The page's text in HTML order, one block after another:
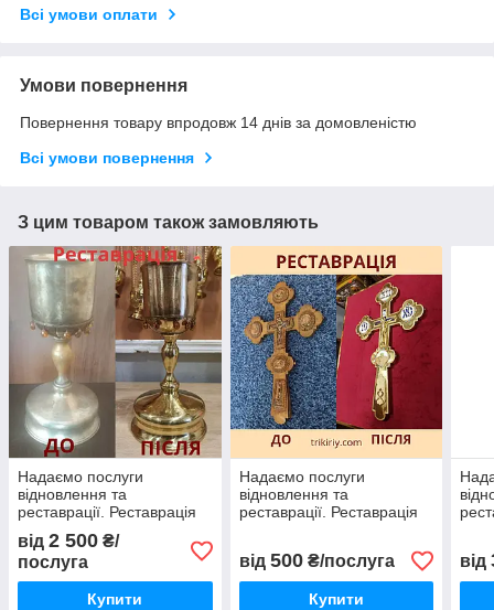
Всі умови оплати
Умови повернення
Повернення товару впродовж 14 днів за домовленістю
Всі умови повернення
З цим товаром також замовляють
Надаємо послуги
відновлення та
реставрації. Реставрація
церковної чаші, потири на
0.5 л.
від 2 500 ₴/
послуга
Купити
Надаємо послуги
відновлення та
реставрації. Реставрація
від 500₴/послуга
Купити
від